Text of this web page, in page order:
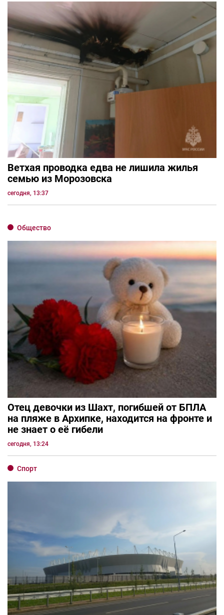
Ветхая проводка едва не лишила жилья
семью из Морозовска
сегодня, 13:37
Общество
Отец девочки из Шахт, погибшей от БПЛА
на пляже в Архипке, находится на фронте и
не знает о её гибели
сегодня, 13:24
Спорт